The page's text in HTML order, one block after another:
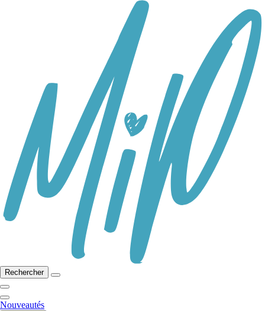
Rechercher
Nouveautés